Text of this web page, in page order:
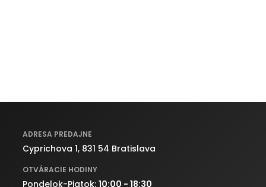
ADRESA PREDAJNE
Cyprichova 1, 831 54 Bratislava
OTVÁRACIE HODINY
Pondelok-Piatok: 10:00 - 18:30